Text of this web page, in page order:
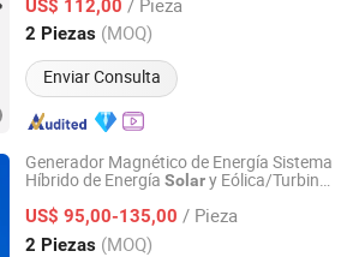
US$ 112,00 / Pieza
2 Piezas (MOQ)
Enviar Consulta
Desde 2025
Generador Magnético de Energía Sistema
Híbrido de Energía Solary Eólica/Turbina
CalleLED
US$ 95,00-135,00 / Pieza
2 Piezas (MOQ)
Ltd
Desde 2024